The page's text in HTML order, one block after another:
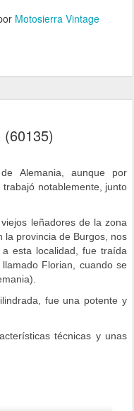
Motosierra Vintage
Alemania, aunque por
notablemente, junto
leñadores de la zona
la provincia de Burgos, nos
esta localidad, fue traída
Florian, cuando se
fue una potente y
técnicas y unas